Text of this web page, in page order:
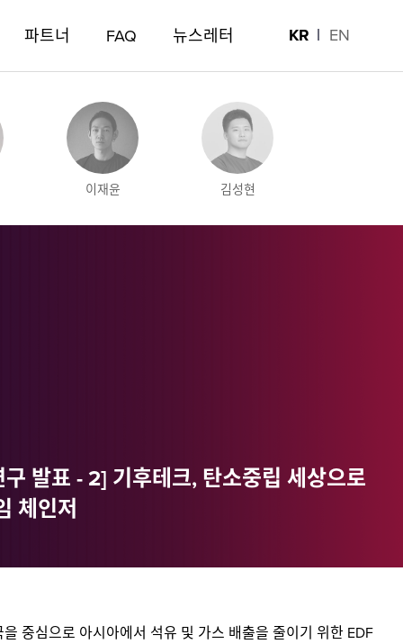
KR EN
파트너 FAQ 뉴스레터
이재윤 김성현
발표 - 2] 기후테크, 탄소중립 세상으로
체인저
중심으로 아시아에서 석유 및 가스 배출을 줄이기 위한 EDF